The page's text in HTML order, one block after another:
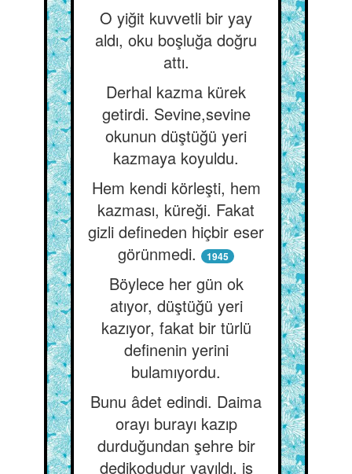
O yiğit kuvvetli bir yay
aldı, oku boşluğa doğru
attı.
Derhal kazma kürek
getirdi. Sevine,sevine
okunun düştüğü yeri
kazmaya koyuldu.
Hem kendi körleşti, hem
kazması, küreği. Fakat
gizli defineden hiçbir eser
görünmedi.
1945
Böylece her gün ok
atıyor, düştüğü yeri
kazıyor, fakat bir türlü
definenin yerini
bulamıyordu.
Bunu âdet edindi. Daima
orayı burayı kazıp
durduğundan şehre bir
dedikodudur yayıldı, iş